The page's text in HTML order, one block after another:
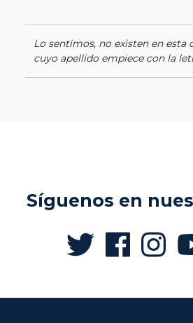
Lo sentimos, no existen en esta
cuyo apellido empiece con la
Síguenos en